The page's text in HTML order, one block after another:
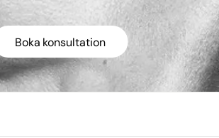
Boka konsultation